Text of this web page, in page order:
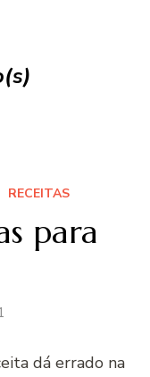
RECEITAS
para
dá errado na